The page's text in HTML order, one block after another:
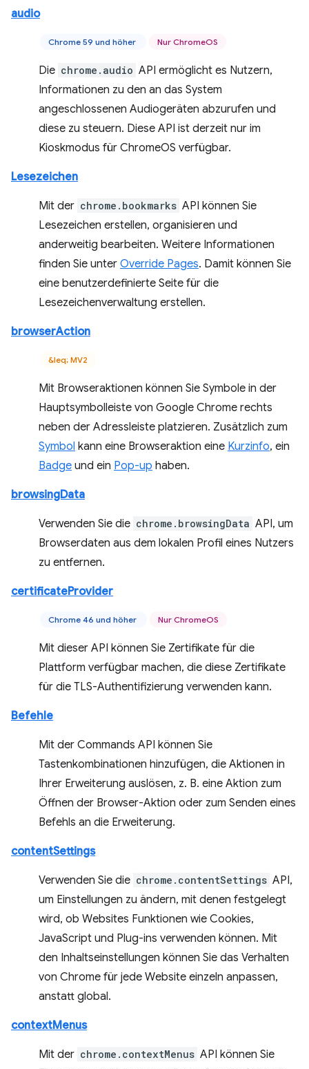
audio
Chrome 59 und höher Nur ChromeOS
Die chrome.audio API ermöglicht es Nutzern,
Informationen zu den an das System
angeschlossenen Audiogeräten abzurufen und
diese zu steuern. Diese API ist derzeit nur im
Kioskmodus für ChromeOS verfügbar.
Lesezeichen
Mit der chrome.bookmarks API können Sie
Lesezeichen erstellen, organisieren und
anderweitig bearbeiten. Weitere Informationen
finden Sie unter Override Pages. Damit können Sie
eine benutzerdefinierte Seite für die
Lesezeichenverwaltung erstellen.
browserAction
&leq; MV2
Mit Browseraktionen können Sie Symbole in der
Hauptsymbolleiste von Google Chrome rechts
neben der Adressleiste platzieren. Zusätzlich zum
Symbol kann eine Browseraktion eine Kurzinfo, ein
Badge und ein Pop-up haben.
browsingData
Verwenden Sie die chrome.browsingData API, um
Browserdaten aus dem lokalen Profil eines Nutzers
zu entfernen.
certificateProvider
Chrome 46 und höher Nur ChromeOS
Mit dieser API können Sie Zertifikate für die
Plattform verfügbar machen, die diese Zertifikate
für die TLS-Authentifizierung verwenden kann.
Befehle
Mit der Commands API können Sie
Tastenkombinationen hinzufügen, die Aktionen in
Ihrer Erweiterung auslösen, z. B. eine Aktion zum
Öffnen der Browser-Aktion oder zum Senden eines
Befehls an die Erweiterung.
contentSettings
Verwenden Sie die chrome.contentSettings API,
um Einstellungen zu ändern, mit denen festgelegt
wird, ob Websites Funktionen wie Cookies,
JavaScript und Plug-ins verwenden können. Mit
den Inhaltseinstellungen können Sie das Verhalten
von Chrome für jede Website einzeln anpassen,
anstatt global.
contextMenus
Mit der chrome.contextMenus API können Sie